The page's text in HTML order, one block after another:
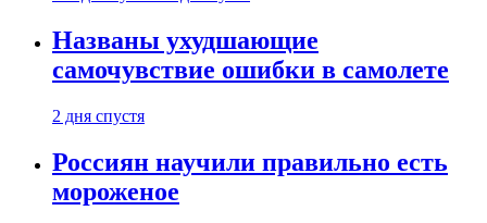
Названы ухудшающие
самочувствие ошибки в самолете
2 дня спустя
Россиян научили правильно есть
мороженое